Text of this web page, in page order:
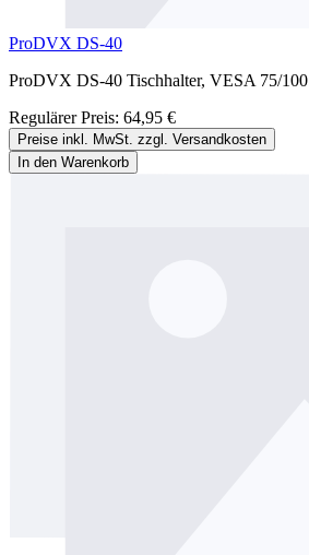
ProDVX DS-40
ProDVX DS-40 Tischhalter, VESA 75/100
Regulärer Preis: 64,95 €
Preise inkl. MwSt. zzgl. Versandkosten
In den Warenkorb